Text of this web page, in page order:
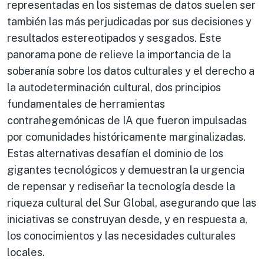
representadas en los sistemas de datos suelen ser
también las más perjudicadas por sus decisiones y
resultados estereotipados y sesgados. Este
panorama pone de relieve la importancia de la
soberanía sobre los datos culturales y el derecho a
la autodeterminación cultural, dos principios
fundamentales de herramientas
contrahegemónicas de IA que fueron impulsadas
por comunidades históricamente marginalizadas.
Estas alternativas desafían el dominio de los
gigantes tecnológicos y demuestran la urgencia
de repensar y rediseñar la tecnología desde la
riqueza cultural del Sur Global, asegurando que las
iniciativas se construyan desde, y en respuesta a,
los conocimientos y las necesidades culturales
locales.